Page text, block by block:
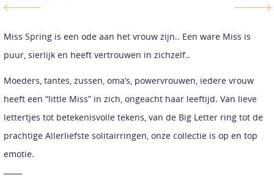
Miss Spring is een ode aan het vrouw zijn.. Een ware Miss is
puur, sierlijk en heeft vertrouwen in zichzelf..
Moeders, tantes, zussen, oma’s, powervrouwen, iedere vrouw
heeft een “little Miss” in zich, ongeacht haar leeftijd. Van lieve
lettertjes tot betekenisvolle tekens, van de Big Letter ring tot de
prachtige Allerliefste solitairringen, onze collectie is op en top
emotie.